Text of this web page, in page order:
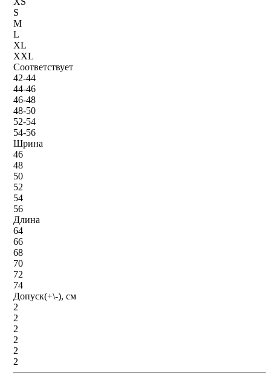
S
M
L
XL
XXL
Соответствует
42-44
44-46
46-48
48-50
52-54
54-56
Шрина
46
48
50
52
54
56
Длина
64
66
68
70
72
74
Допуск(+\-), см
2
2
2
2
2
2